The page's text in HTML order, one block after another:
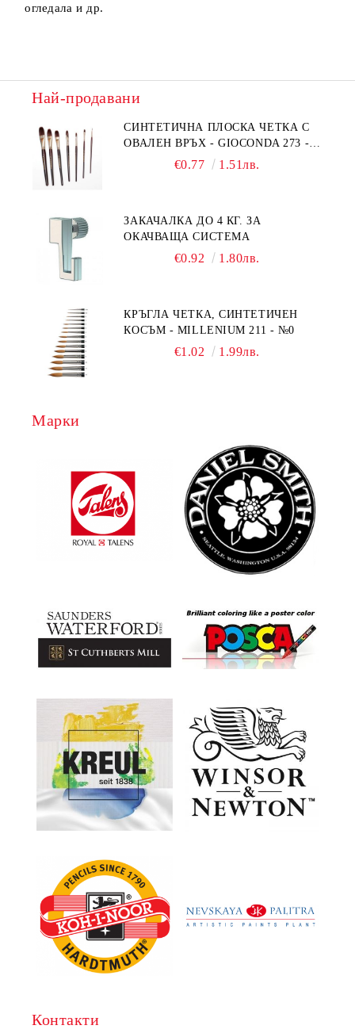
огледала и др.
Най-продавани
СИНТЕТИЧНА ПЛОСКА ЧЕТКА С
ОВАЛЕН ВРЪХ - GIOCONDA 273 -
€0.77 1.51лв.
ЗАКАЧАЛКА ДО 4 КГ. ЗА
ОКАЧВАЩА СИСТЕМА
€0.92 1.80лв.
КРЪГЛА ЧЕТКА, СИНТЕТИЧЕН
КОСЪМ - MILLENIUM 211 - №0
€1.02 1.99лв.
Марки
Контакти